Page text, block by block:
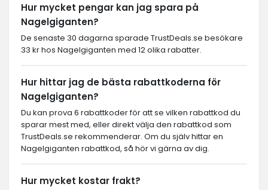
Hur mycket pengar kan jag spara på
Nagelgiganten?
De senaste 30 dagarna sparade TrustDeals.se besökare
33 kr hos Nagelgiganten med 12 olika rabatter.
Hur hittar jag de bästa rabattkoderna för
Nagelgiganten?
Du kan prova 6 rabattkoder för att se vilken rabattkod du
sparar mest med, eller direkt välja den rabattkod som
TrustDeals.se rekommenderar. Om du själv hittar en
Nagelgiganten rabattkod, så hör vi gärna av dig.
Hur mycket kostar frakt?